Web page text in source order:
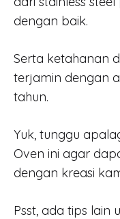
dengan baik.
Serta ketahanan
terjamin dengan
tahun.
Yuk, tunggu
Oven ini agar
dengan kreasi
Psst, ada tips